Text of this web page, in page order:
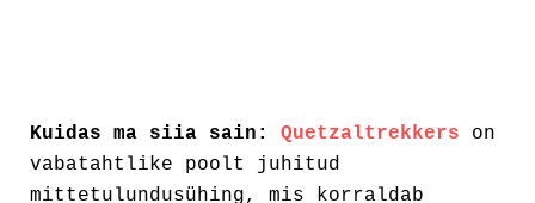
Kuidas ma siia sain: Quetzaltrekkers on
vabatahtlike poolt juhitud
mittetulundusühing, mis korraldab